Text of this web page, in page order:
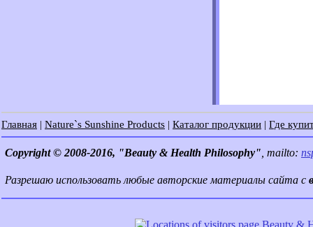
Главная | Nature`s Sunshine Products | Каталог продукции | Где
Copyright © 2008-2016, "Beauty & Health Philosophy" , mailto:
Разрешаю использовать любые авторские материалы сайта с